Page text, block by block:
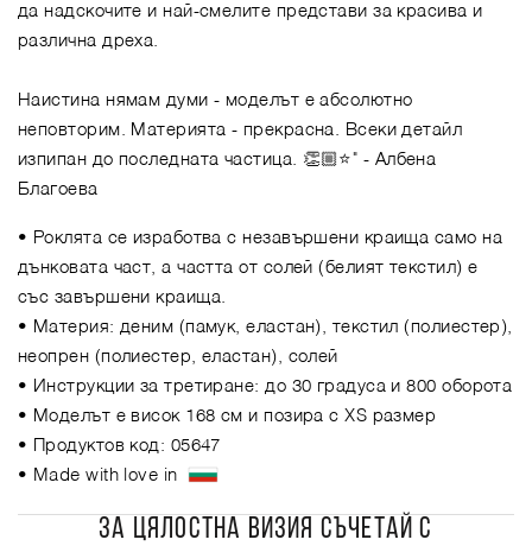
да надскочите и най-смелите представи за красива и
различна дреха.
Наистина нямам думи - моделът е абсолютно
неповторим. Материята - прекрасна. Всеки детайл
изпипан до последната частица. 👏🏼⭐️" - Албена
Благоева
• Роклята се изработва с незавършени краища само на
дънковата част, а частта от солей (белият текстил) е
със завършени краища.
• Материя: деним (памук, еластан), текстил (полиестер),
неопрен (полиестер, еластан), солей
• Инструкции за третиране: до 30 градуса и 800 оборота
• Моделът е висок 168 см и позира с XS размер
• Продуктов код: 05647
• Made with love in
ЗА ЦЯЛОСТНА ВИЗИЯ СЪЧЕТАЙ С